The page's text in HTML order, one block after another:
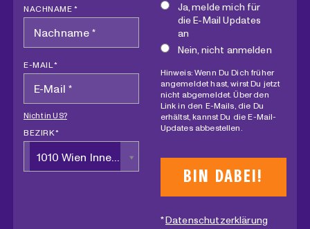
NACHNAME *
E-MAIL *
Nicht inUS?
BEZIRK *
1010 Wien Innere Stadt
Ja, melde mich für
die E-Mail Updates
an
Nein, nicht anmelden
Hinweis: Wenn Du Dich früher
angemeldet hast, wirst Du jetzt
nicht abgemeldet. Über den
Link in den E-Mails, die Du
erhältst, kannst Du die E-Mail-
Updates abbestellen.
*Datenschutzerklärung